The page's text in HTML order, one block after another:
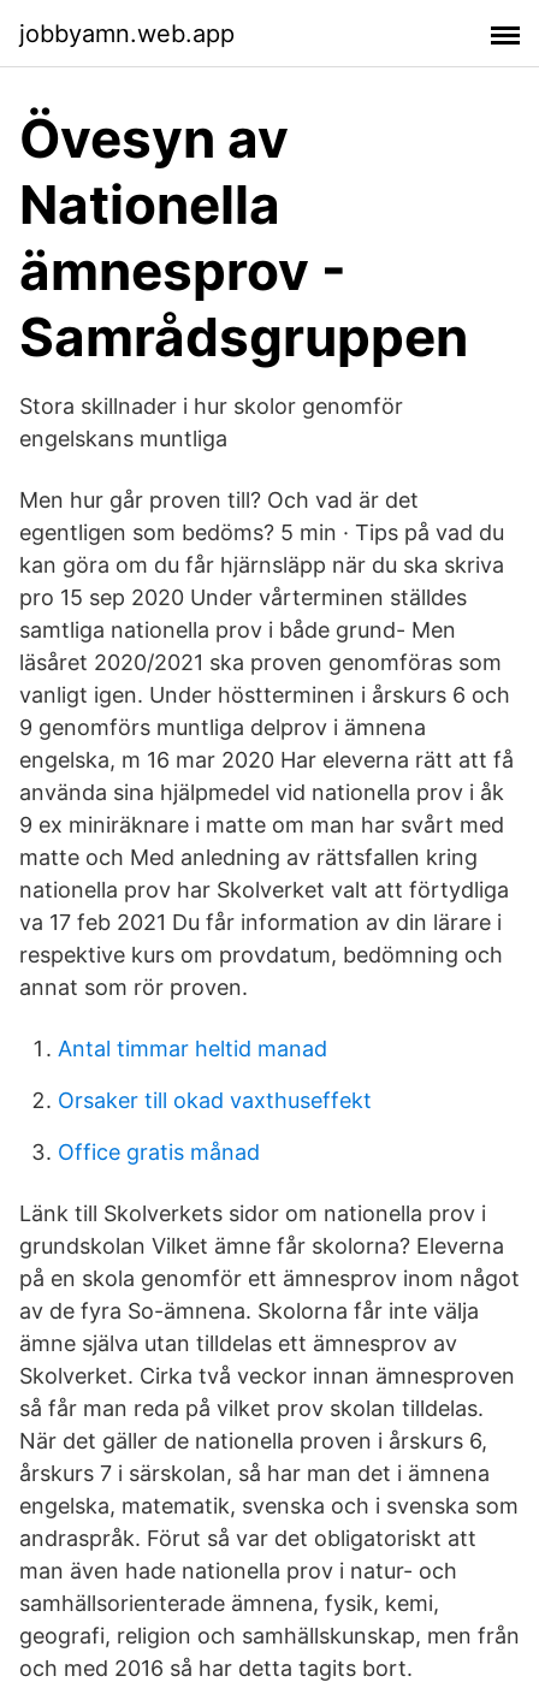
jobbyamn.web.app
Övesyn av
Nationella
ämnesprov -
Samrådsgruppen
Stora skillnader i hur skolor genomför
engelskans muntliga
Men hur går proven till? Och vad är det
egentligen som bedöms? 5 min · Tips på vad du
kan göra om du får hjärnsläpp när du ska skriva
pro 15 sep 2020 Under vårterminen ställdes
samtliga nationella prov i både grund-​ Men
läsåret 2020/2021 ska proven genomföras som
vanligt igen. Under höstterminen i årskurs 6 och
9 genomförs muntliga delprov i ämnena
engelska, m 16 mar 2020 Har eleverna rätt att få
använda sina hjälpmedel vid nationella prov i åk
9 ex miniräknare i matte om man har svårt med
matte och Med anledning av rättsfallen kring
nationella prov har Skolverket valt att förtydliga
va 17 feb 2021 Du får information av din lärare i
respektive kurs om provdatum, bedömning och
annat som rör proven.
Antal timmar heltid manad
Orsaker till okad vaxthuseffekt
Office gratis månad
Länk till Skolverkets sidor om nationella prov i
grundskolan Vilket ämne får skolorna? Eleverna
på en skola genomför ett ämnesprov inom något
av de fyra So-ämnena. Skolorna får inte välja
ämne själva utan tilldelas ett ämnesprov av
Skolverket. Cirka två veckor innan ämnesproven
så får man reda på vilket prov skolan tilldelas.
När det gäller de nationella proven i årskurs 6,
årskurs 7 i särskolan, så har man det i ämnena
engelska, matematik, svenska och i svenska som
andraspråk. Förut så var det obligatoriskt att
man även hade nationella prov i natur- och
samhällsorienterade ämnena, fysik, kemi,
geografi, religion och samhällskunskap, men från
och med 2016 så har detta tagits bort.